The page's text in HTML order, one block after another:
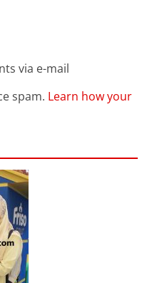
via e-mail
spam. Learn how your